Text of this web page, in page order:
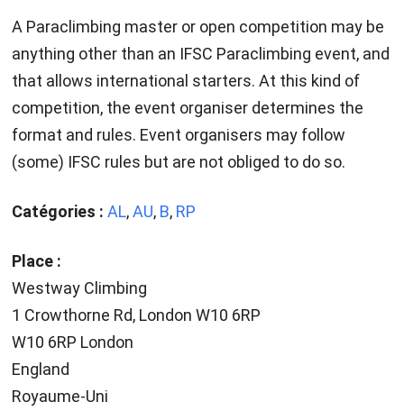
A Paraclimbing master or open competition may be
anything other than an IFSC Paraclimbing event, and
that allows international starters. At this kind of
competition, the event organiser determines the
format and rules. Event organisers may follow
(some) IFSC rules but are not obliged to do so.
Catégories : AL,AU, B, RP
Place :
Westway Climbing
1 Crowthorne Rd, London W10 6RP
W10 6RP London
England
Royaume-Uni